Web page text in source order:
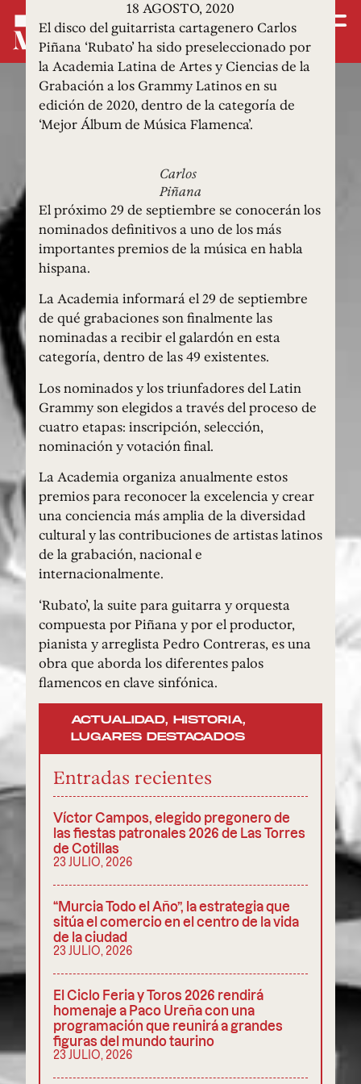
18 AGOSTO, 2020
El disco del guitarrista cartagenero Carlos
Piñana ‘Rubato’ ha sido preseleccionado por
la Academia Latina de Artes y Ciencias de la
Grabación a los Grammy Latinos en su
edición de 2020, dentro de la categoría de
‘Mejor Álbum de Música Flamenca’.
Carlos
Piñana
El próximo 29 de septiembre se conocerán los
nominados definitivos a uno de los más
importantes premios de la música en habla
hispana.
La Academia informará el 29 de septiembre
de qué grabaciones son finalmente las
nominadas a recibir el galardón en esta
categoría, dentro de las 49 existentes.
Los nominados y los triunfadores del Latin
Grammy son elegidos a través del proceso de
cuatro etapas: inscripción, selección,
nominación y votación final.
La Academia organiza anualmente estos
premios para reconocer la excelencia y crear
una conciencia más amplia de la diversidad
cultural y las contribuciones de artistas latinos
de la grabación, nacional e
internacionalmente.
‘Rubato’, la suite para guitarra y orquesta
compuesta por Piñana y por el productor,
pianista y arreglista Pedro Contreras, es una
obra que aborda los diferentes palos
flamencos en clave sinfónica.
ACTUALIDAD, HISTORIA,
LUGARES DESTACADOS
Entradas recientes
Víctor Campos, elegido pregonero de
las fiestas patronales 2026 de Las Torres
de Cotillas
23 JULIO, 2026
“Murcia Todo el Año”, la estrategia que
sitúa el comercio en el centro de la vida
de la ciudad
23 JULIO, 2026
El Ciclo Feria y Toros 2026 rendirá
homenaje a Paco Ureña con una
programación que reunirá a grandes
figuras del mundo taurino
23 JULIO, 2026